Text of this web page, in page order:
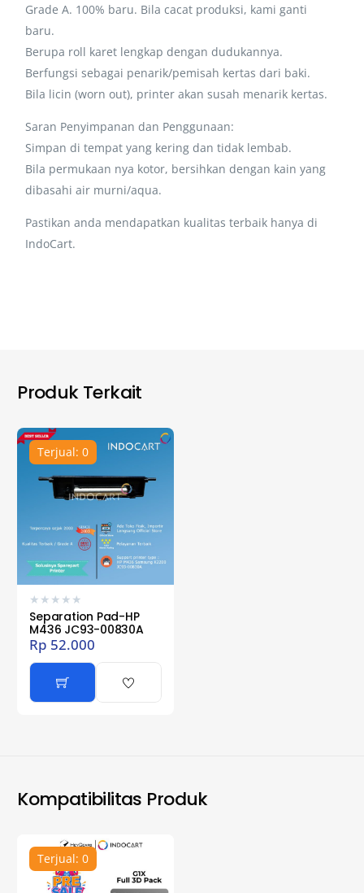
Grade A. 100% baru. Bila cacat produksi, kami ganti
baru.
Berupa roll karet lengkap dengan dudukannya.
Berfungsi sebagai penarik/pemisah kertas dari baki.
Bila licin (worn out), printer akan susah menarik kertas.
Saran Penyimpanan dan Penggunaan:
Simpan di tempat yang kering dan tidak lembab.
Bila permukaan nya kotor, bersihkan dengan kain yang
dibasahi air murni/aqua.
Pastikan anda mendapatkan kualitas terbaik hanya di
IndoCart.
Produk Terkait
Terjual: 0
★ ★ ★ ★ ★
Separation Pad-HP
M436 JC93-00830A
Rp 52.000
Kompatibilitas Produk
Terjual: 0